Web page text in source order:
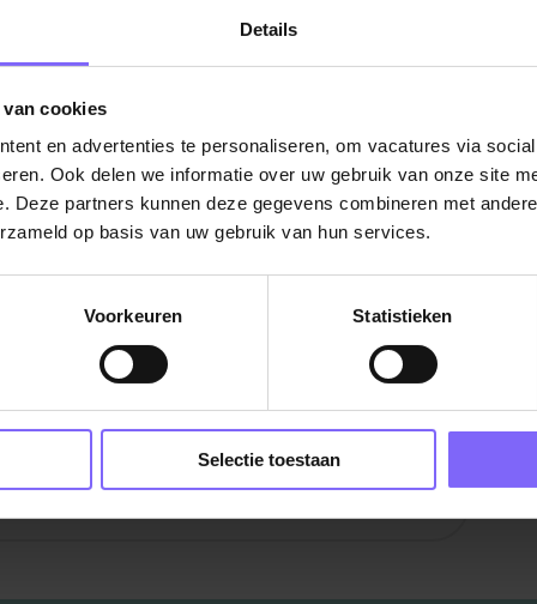
Details
cookies
en advertenties te personaliseren, om vacatures via
Ook delen we informatie over uw gebruik van onze site
Deze partners kunnen deze gegevens combineren met
op basis van uw gebruik van hun services.
Voorkeuren Statistieken
Selectie toestaan
van 8%;
korting op sportabonnementen, een
secundaire arbeidsvoorwaarden.
of WO) dat jou kwalificeert om te
taal. Je hebt een volledig 3F certificaat
kinderen, ouders en collega’s.
Onderwijs in Limburg|Management
onderwijs in Limburg